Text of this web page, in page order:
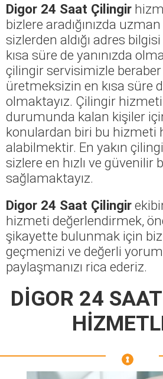
Digor 24 Saat Çilingir
bizlere aradığınızda
sizlerden aldığı adres
kısa süre de yanınızda
çilingir servisimizle
üretmeksizin en kısa süre
olmaktayız. Çilingir
durumunda kalan kişiler
konulardan biri bu hizmeti
alabilmektir. En yakın
sizlere en hızlı ve güvenilir
sağlamaktayız.
Digor 24 Saat Çilingir
hizmeti değerlendirmek,
şikayette bulunmak için
geçmenizi ve değerli
paylaşmanızı rica ederiz.
DİGOR 24